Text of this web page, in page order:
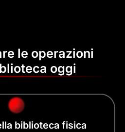
le operazioni
oggi
biblioteca fisica